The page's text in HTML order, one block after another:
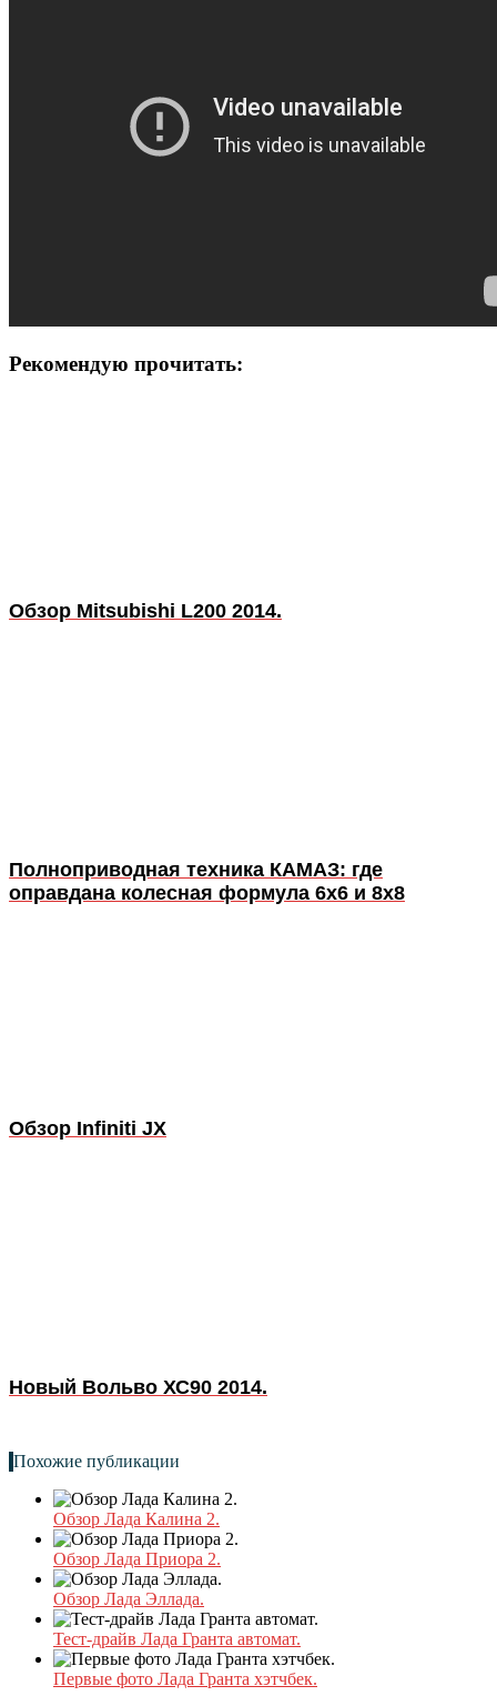
Рекомендую прочитать:
Обзор Mitsubishi L200 2014.
Полноприводная техника КАМАЗ: где
оправдана колесная формула 6x6 и 8x8
Обзор Infiniti JX
Новый Вольво ХС90 2014.
Похожие публикации
Обзор Лада Калина 2.
Обзор Лада Приора 2.
Обзор Лада Эллада.
Тест-драйв Лада Гранта автомат.
Первые фото Лада Гранта хэтчбек.